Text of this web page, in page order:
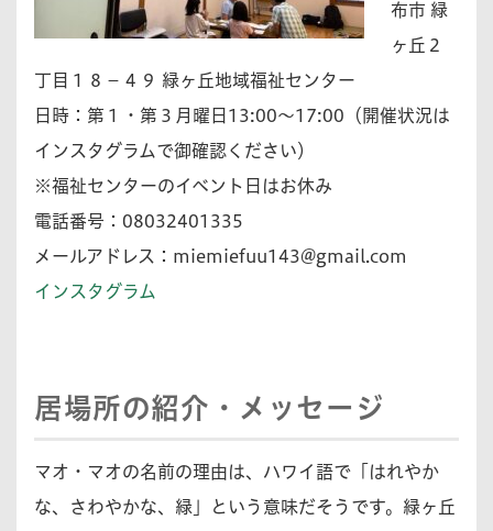
布市 緑
ヶ丘２
丁目１８−４９ 緑ヶ丘地域福祉センター
日時：第１・第３月曜日13:00〜17:00（開催状況は
インスタグラムで御確認ください）
※福祉センターのイベント日はお休み
電話番号：08032401335
メールアドレス： miemiefuu143@gmail.com
インスタグラム
居場所の紹介・メッセージ
マオ・マオの名前の理由は、ハワイ語で「はれやか
な、さわやかな、緑」という意味だそうです。緑ヶ丘